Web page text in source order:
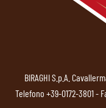
BIRAGHI S.p.A.
Telefono +39-0172-3801-